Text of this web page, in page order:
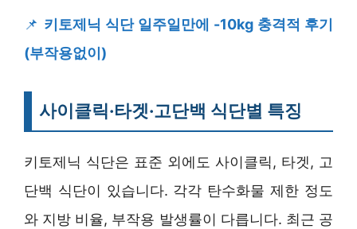
📌 키토제닉 식단 일주일만에 -10kg 충격적 후기
(부작용없이)
사이클릭·타겟·고단백 식단별 특징
키토제닉 식단은 표준 외에도 사이클릭, 타겟, 고
단백 식단이 있습니다. 각각 탄수화물 제한 정도
와 지방 비율, 부작용 발생률이 다릅니다. 최근 공